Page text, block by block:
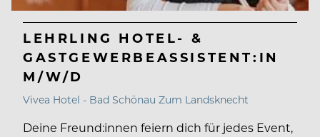
LEHRLING HOTEL- &
GASTGEWERBEASSISTENT:IN
M/W/D
Vivea Hotel - Bad Schönau Zum Landsknecht
Deine Freund:innen feiern dich für jedes Event,